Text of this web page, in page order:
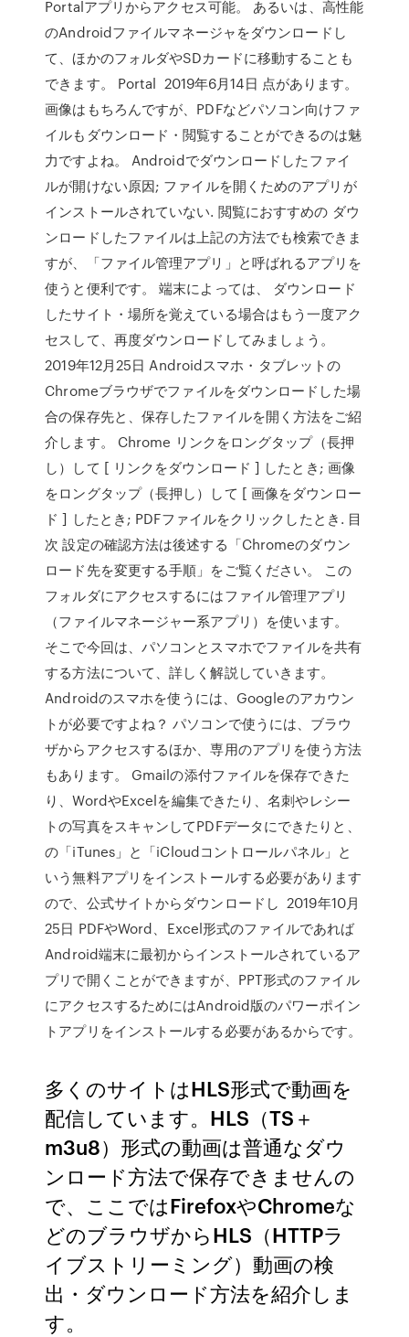
Portalアプリからアクセス可能。 あるいは、高性能
のAndroidファイルマネージャをダウンロードし
て、ほかのフォルダやSDカードに移動することも
できます。 Portal 2019年6月14日 点があります。
画像はもちろんですが、PDFなどパソコン向けファ
イルもダウンロード・閲覧することができるのは魅
力ですよね。 Androidでダウンロードしたファイ
ルが開けない原因; ファイルを開くためのアプリが
インストールされていない. 閲覧におすすめの ダウ
ンロードしたファイルは上記の方法でも検索できま
すが、「ファイル管理アプリ」と呼ばれるアプリを
使うと便利です。 端末によっては、 ダウンロード
したサイト・場所を覚えている場合はもう一度アク
セスして、再度ダウンロードしてみましょう。
2019年12月25日 Androidスマホ・タブレットの
Chromeブラウザでファイルをダウンロードした場
合の保存先と、保存したファイルを開く方法をご紹
介します。 Chrome リンクをロングタップ（長押
し）して [ リンクをダウンロード ] したとき; 画像
をロングタップ（長押し）して [ 画像をダウンロー
ド ] したとき; PDFファイルをクリックしたとき. 目
次 設定の確認方法は後述する「Chromeのダウン
ロード先を変更する手順」をご覧ください。 この
フォルダにアクセスするにはファイル管理アプリ
（ファイルマネージャー系アプリ）を使います。
そこで今回は、パソコンとスマホでファイルを共有
する方法について、詳しく解説していきます。
Androidのスマホを使うには、Googleのアカウン
トが必要ですよね？ パソコンで使うには、ブラウ
ザからアクセスするほか、専用のアプリを使う方法
もあります。 Gmailの添付ファイルを保存できた
り、WordやExcelを編集できたり、名刺やレシー
トの写真をスキャンしてPDFデータにできたりと、
の「iTunes」と「iCloudコントロールパネル」と
いう無料アプリをインストールする必要があります
ので、公式サイトからダウンロードし 2019年10月
25日 PDFやWord、Excel形式のファイルであれば
Android端末に最初からインストールされているア
プリで開くことができますが、PPT形式のファイル
にアクセスするためにはAndroid版のパワーポイン
トアプリをインストールする必要があるからです。
多くのサイトはHLS形式で動画を
配信しています。HLS（TS＋
m3u8）形式の動画は普通なダウ
ンロード方法で保存できませんの
で、ここではFirefoxやChromeな
どのブラウザからHLS（HTTPラ
イブストリーミング）動画の検
出・ダウンロード方法を紹介しま
す。